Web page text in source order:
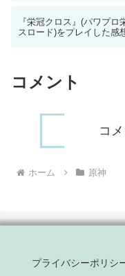
『栄冠クロス』(パワプロ
スロード)をプレイした感
コメント
コ
ホーム 原神
プライバシーポリシ